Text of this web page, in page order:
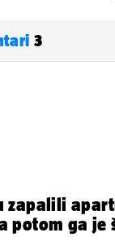
3
zapalili
potom ga je